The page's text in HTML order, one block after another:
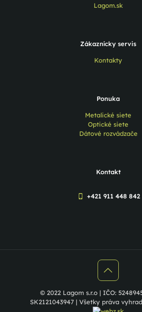
Lagom.sk
Zákaznícky servis
Kontakty
Ponuka
Metalické siete
Optické siete
Dátové rozvádzače
Kontakt
+421 911 448 842
© 2022 Lagom s.r.o | IČO:
SK2121043947 | Všetky práva